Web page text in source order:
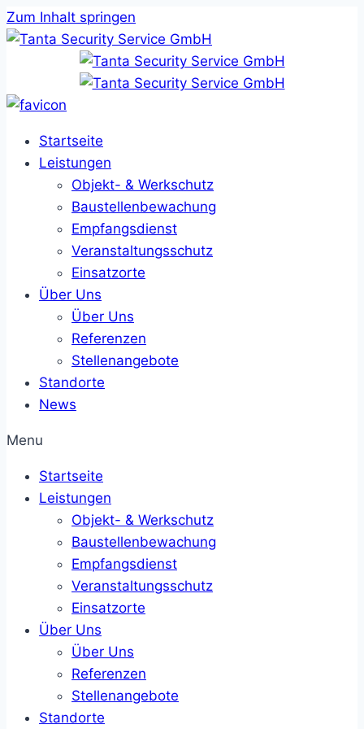
Zum Inhalt springen
Startseite
Leistungen
Objekt- & Werkschutz
Baustellenbewachung
Empfangsdienst
Veranstaltungsschutz
Einsatzorte
Über Uns
Über Uns
Referenzen
Stellenangebote
Standorte
News
Menu
Startseite
Leistungen
Objekt- & Werkschutz
Baustellenbewachung
Empfangsdienst
Veranstaltungsschutz
Einsatzorte
Über Uns
Über Uns
Referenzen
Stellenangebote
Standorte